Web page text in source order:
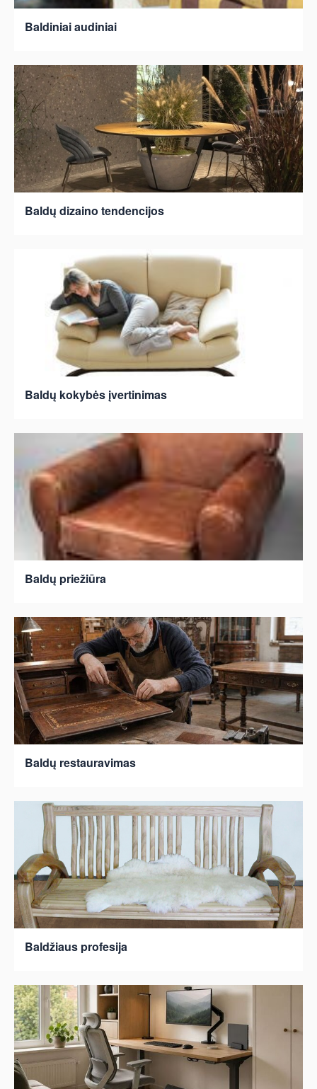
Baldiniai audiniai
Baldų dizaino tendencijos
Baldų kokybės įvertinimas
Baldų priežiūra
Baldų restauravimas
Baldžiaus profesija